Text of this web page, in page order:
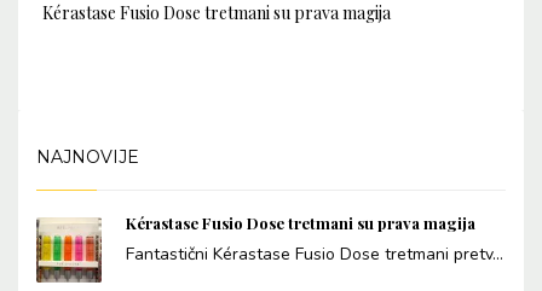
Kérastase Fusio Dose tretmani su prava magija
NAJNOVIJE
Kérastase Fusio Dose tretmani su prava magija
Fantastični Kérastase Fusio Dose tretmani pretv...